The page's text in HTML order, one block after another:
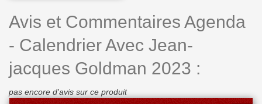
Avis et Commentaires Agenda
- Calendrier Avec Jean-
jacques Goldman 2023 :
pas encore d'avis sur ce produit